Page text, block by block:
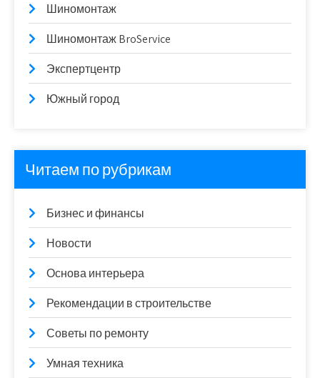
Шиномонтаж
Шиномонтаж BroService
Экспертцентр
Южный город
Читаем по рубрикам
Бизнес и финансы
Новости
Основа интерьера
Рекомендации в строительстве
Советы по ремонту
Умная техника